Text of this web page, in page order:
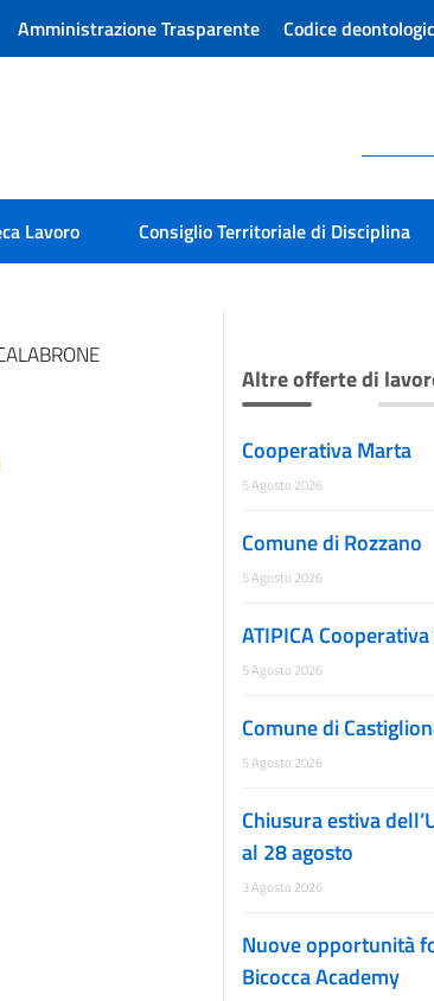
Amministrazione Trasparente Codice
Lavoro Consiglio Territoriale di Disciplina
Altre offerte di
Cooperativa Marta
5 Agosto 2026
Comune di Rozzano
5 Agosto 2026
ATIPICA
5 Agosto 2026
Comune di
5 Agosto 2026
Chiusura estiva
al 28 agosto
3 Agosto 2026
Nuove opportunità
Bicocca Academy